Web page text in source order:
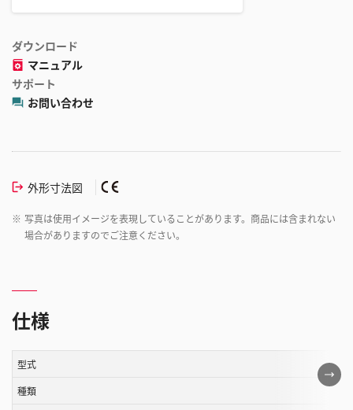
ダウンロード
マニュアル
サポート
お問い合わせ
外形寸法図
※ 写真は使用イメージを表現していることがあります。商品には含まれない
場合がありますのでご注意ください。
仕様
こ
の
型式
種類